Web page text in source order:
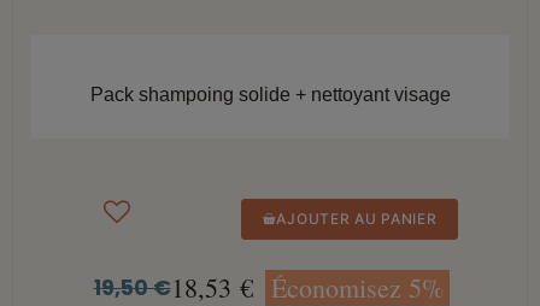
Pack shampoing solide + nettoyant visage
AJOUTER AU PANIER
19,50 €18,53 € Économisez 5%